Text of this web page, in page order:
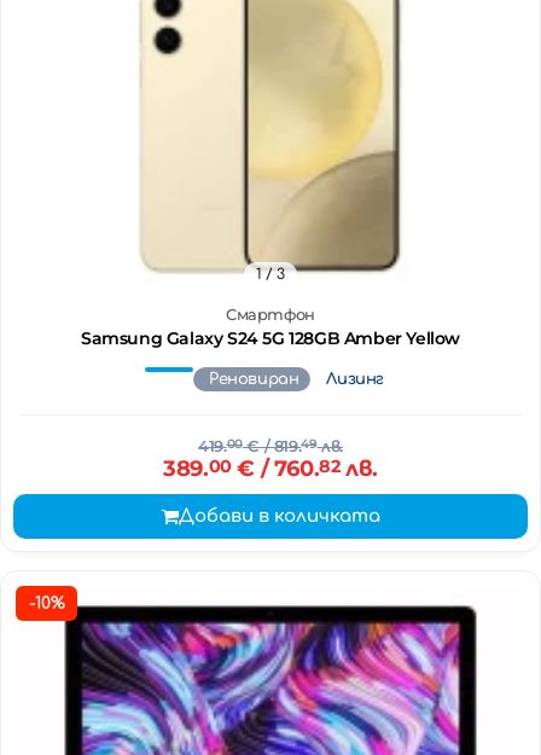
Смартфон
Samsung Galaxy S24 5G 128GB Amber Yellow
1/ 3
Реновиран Лизинг
419.00€/ 819.49лв.
389.00€ / 760.82лв.
Добави в количката
-10%